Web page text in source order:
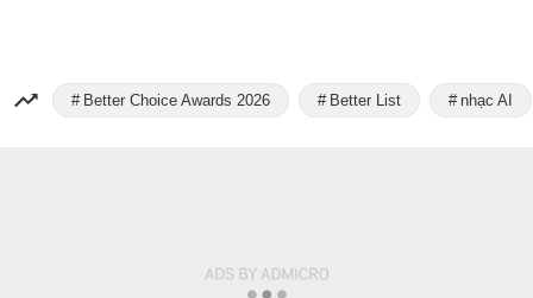
Better Choice Awards 2026 Better List nhạc AI